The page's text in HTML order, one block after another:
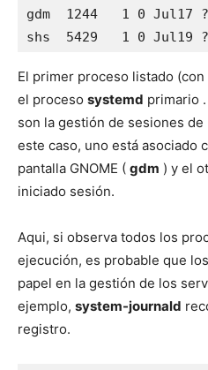
gdm  1244   1 0 Jul17
shs  5429   1 0 Jul19
El primer proceso listado (con
el proceso systemd primario
son la gestión de sesiones de
este caso, uno está asociado
pantalla GNOME ( gdm ) y el
iniciado sesión.
Aqui, si observa todos los
ejecución, es probable que
papel en la gestión de los
ejemplo, system-journald
registro.